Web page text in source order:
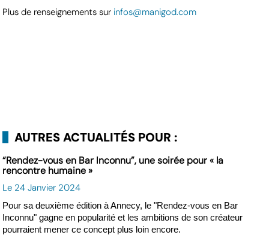
Plus de renseignements sur infos@manigod.com
AUTRES ACTUALITÉS POUR :
“Rendez-vous en Bar Inconnu”, une soirée pour « la
rencontre humaine »
Le 24 Janvier 2024
Pour sa deuxième édition à Annecy, le "Rendez-vous en Bar
Inconnu" gagne en popularité et les ambitions de son créateur
pourraient mener ce concept plus loin encore.